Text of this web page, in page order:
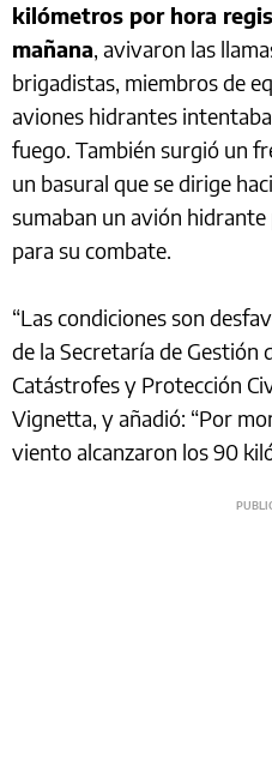
kilómetros por hora
mañana, avivaron las
brigadistas, miembros de
aviones hidrantes
fuego. También surgió un
un basural que se dirige
sumaban un avión
para su combate.
“Las condiciones son
de la Secretaría de Gestión
Catástrofes y Protección
Vignetta, y añadió: “Por
viento alcanzaron los 90